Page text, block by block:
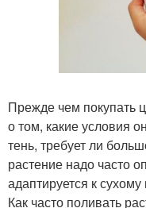
Прежде чем покупать
о том, какие условия
тень, требует ли
растение надо часто
адаптируется к
Как часто поливать